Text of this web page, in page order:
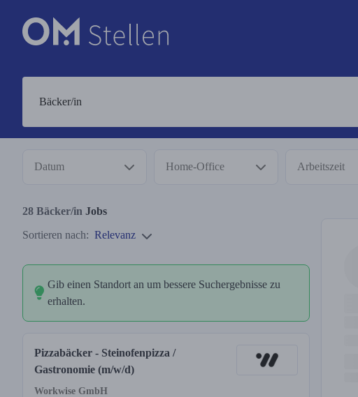
Datum Home-Office Arbeitszeit
28 Bäcker/in Jobs
Sortieren nach: Relevanz
Gib einen Standort an um bessere Suchergebnisse zu
erhalten.
Pizzabäcker - Steinofenpizza /
Gastronomie (m/w/d)
Workwise GmbH